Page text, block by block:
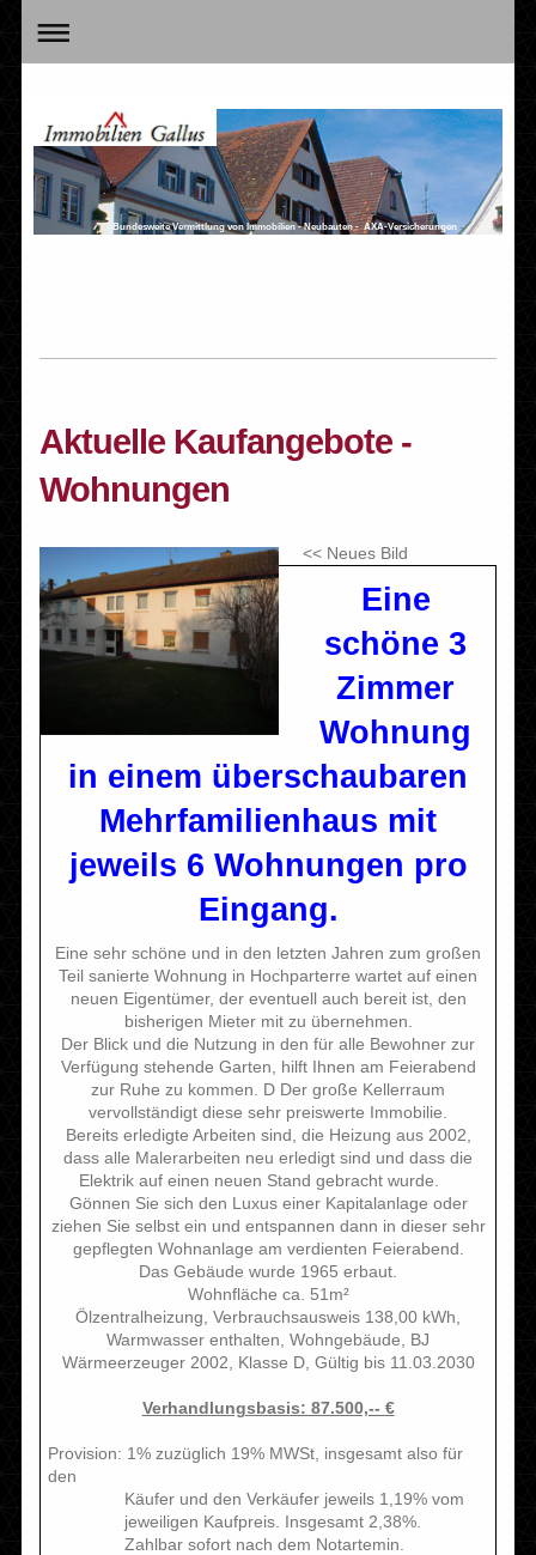
Bundesweite Vermittlung von Immobilien - Neubauten - AXA-Versicherungen
Aktuelle Kaufangebote -
Wohnungen
<< Neues Bild
Eine
schöne 3
Zimmer
Wohnung
in einem überschaubaren
Mehrfamilienhaus mit
jeweils 6 Wohnungen pro
Eingang.
Eine sehr schöne und in den letzten Jahren zum großen
Teil sanierte Wohnung in Hochparterre wartet auf einen
neuen Eigentümer, der eventuell auch bereit ist, den
bisherigen Mieter mit zu übernehmen.
Der Blick und die Nutzung in den für alle Bewohner zur
Verfügung stehende Garten, hilft Ihnen am Feierabend
zur Ruhe zu kommen. D Der große Kellerraum
vervollständigt diese sehr preiswerte Immobilie.
Bereits erledigte Arbeiten sind, die Heizung aus 2002,
dass alle Malerarbeiten neu erledigt sind und dass die
Elektrik auf einen neuen Stand gebracht wurde.
Gönnen Sie sich den Luxus einer Kapitalanlage oder
ziehen Sie selbst ein und entspannen dann in dieser sehr
gepflegten Wohnanlage am verdienten Feierabend.
Das Gebäude wurde 1965 erbaut.
Wohnfläche ca. 51m²
Ölzentralheizung, Verbrauchsausweis 138,00 kWh,
Warmwasser enthalten, Wohngebäude, BJ
Wärmeerzeuger 2002, Klasse D, Gültig bis 11.03.2030
Verhandlungsbasis: 87.500,-- €
Provision: 1% zuzüglich 19% MWSt, insgesamt also für
den
Käufer und den Verkäufer jeweils 1,19% vom
jeweiligen Kaufpreis. Insgesamt 2,38%.
Zahlbar sofort nach dem Notartemin.